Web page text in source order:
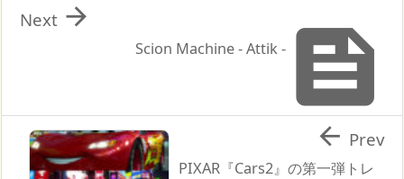

Scion Machine - Attik -

Next
PIXAR『Cars2』の第一弾トレ
 Prev